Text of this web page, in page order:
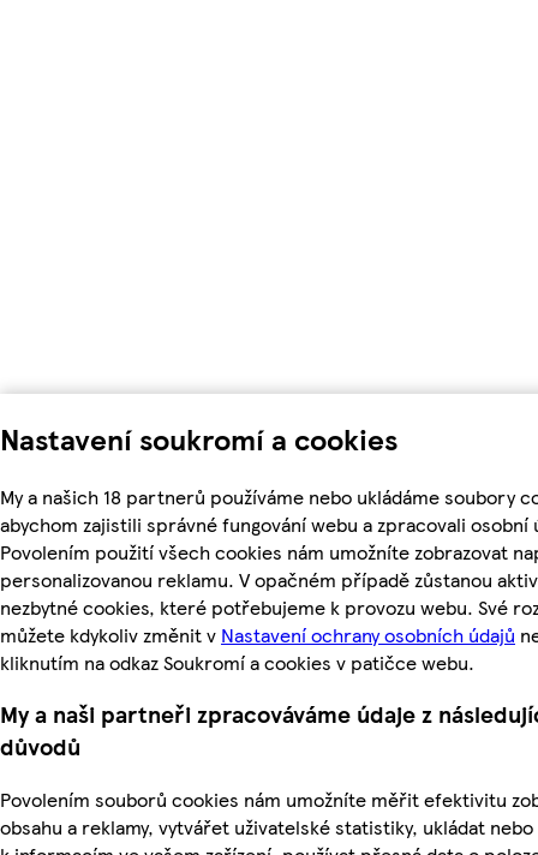
Nastavení soukromí a cookies
My a našich 18 partnerů používáme nebo ukládáme soubory
abychom zajistili správné fungování webu a zpracovali osobní
Povolením použití všech cookies nám umožníte zobrazovat
personalizovanou reklamu. V opačném případě zůstanou
nezbytné cookies, které potřebujeme k provozu webu. Své
můžete kdykoliv změnit v Nastavení ochrany osobních údajů
kliknutím na odkaz Soukromí a cookies v patičce webu.
My a naši partneři zpracováváme údaje z
důvodů
Povolením souborů cookies nám umožníte měřit efektivitu
obsahu a reklamy, vytvářet uživatelské statistiky, ukládat